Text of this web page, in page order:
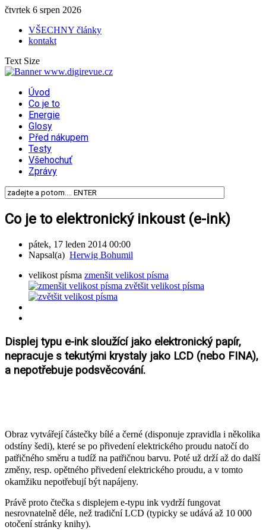
čtvrtek 6 srpen 2026
VŠECHNY články
kontakt
Text Size
Úvod
Co je to
Energie
Glosy
Před nákupem
Testy
Všehochuť
Zprávy
Co je to elektronický inkoust (e-ink)
pátek, 17 leden 2014 00:00
Napsal(a) Herwig Bohumil
velikost písma zmenšit velikost písma
zvětšit velikost písma
Displej typu e-ink sloužící jako elektronický papír,
nepracuje s tekutými krystaly jako LCD (nebo FINA),
a nepotřebuje podsvěcování.
Obraz vytvářejí částečky bílé a černé (disponuje zpravidla i několika
odstíny šedi), které se po přivedení elektrického proudu natočí do
patřičného směru a tudíž na patřičnou barvu. Poté už drží až do další
změny, resp. opětného přivedení elektrického proudu, a v tomto
okamžiku nepotřebují být napájeny.
Právě proto čtečka s displejem e-typu ink vydrží fungovat
nesrovnatelně déle, než tradiční LCD (typicky se udává až 10 000
otočení stránky knihy).